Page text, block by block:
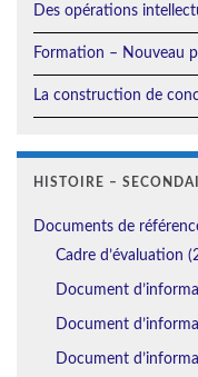
Des opérations
Formation – Nouveau
La construction de
HISTOIRE –
Documents de
Cadre d’évaluation
Document
Document
Document